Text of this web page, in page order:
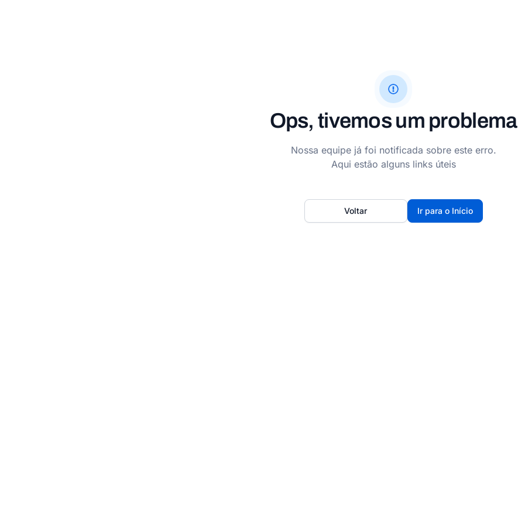
Ops, tivemos um problema
Nossa equipe já foi notificada sobre este erro.
Aqui estão alguns links úteis
Ir para o Início
Voltar